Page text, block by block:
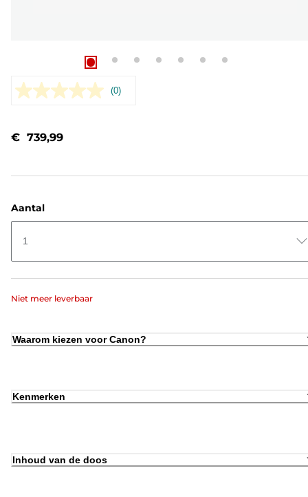
Geen
(0)
€ 739,99
Aantal
1
Niet meer leverbaar
Waarom kiezen voor Canon?
Kenmerken
Inhoud van de doos